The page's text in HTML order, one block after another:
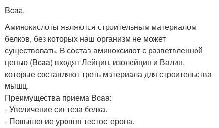
Bcaa.
Аминокислоты являются строительным материалом
белков, без которых наш организм не может
существовать. В состав аминоксилот с разветвленной
цепью (Bcaa) входят Лейцин, изолейцин и Валин,
которые составляют треть материала для строительства
мышц.
Преимущества приема Bcaa:
- Увеличение синтеза белка.
- Повышение уровня тестостерона.